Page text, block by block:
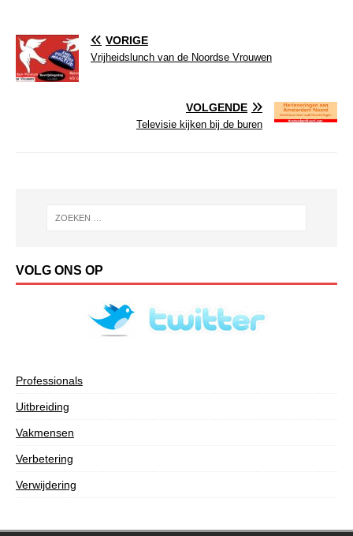
VORIGE
Vrijheidslunch van de Noordse Vrouwen
VOLGENDE
Televisie kijken bij de buren
VOLG ONS OP
Professionals
Uitbreiding
Vakmensen
Verbetering
Verwijdering